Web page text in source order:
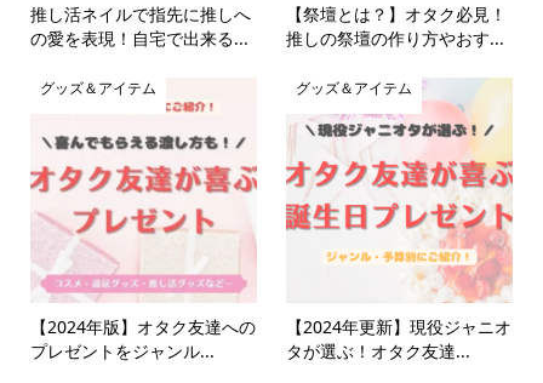
推し活ネイルで指先に推しへ
の愛を表現！自宅で出来る...
【祭壇とは？】オタク必見！
推しの祭壇の作り方やおす...
グッズ＆アイテム
【2024年版】オタク友達への
プレゼントをジャンル...
グッズ＆アイテム
【2024年更新】現役ジャニオ
タが選ぶ！オタク友達...